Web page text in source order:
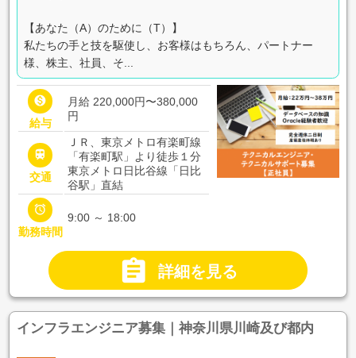
【あなた（A）のために（T）】
私たちの手と技を駆使し、お客様はもちろん、パートナー
様、株主、社員、そ...

給与
月給 220,000円〜380,000
円

交通
ＪＲ、東京メトロ有楽町線
「有楽町駅」より徒歩１分
東京メトロ日比谷線「日比
谷駅」直結

勤務時間
9:00 ～ 18:00
 詳細を見る
インフラエンジニア募集｜神奈川県川崎及び都内